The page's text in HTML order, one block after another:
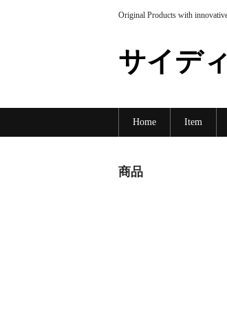
Original Products with
サイデ
Home Item
商品